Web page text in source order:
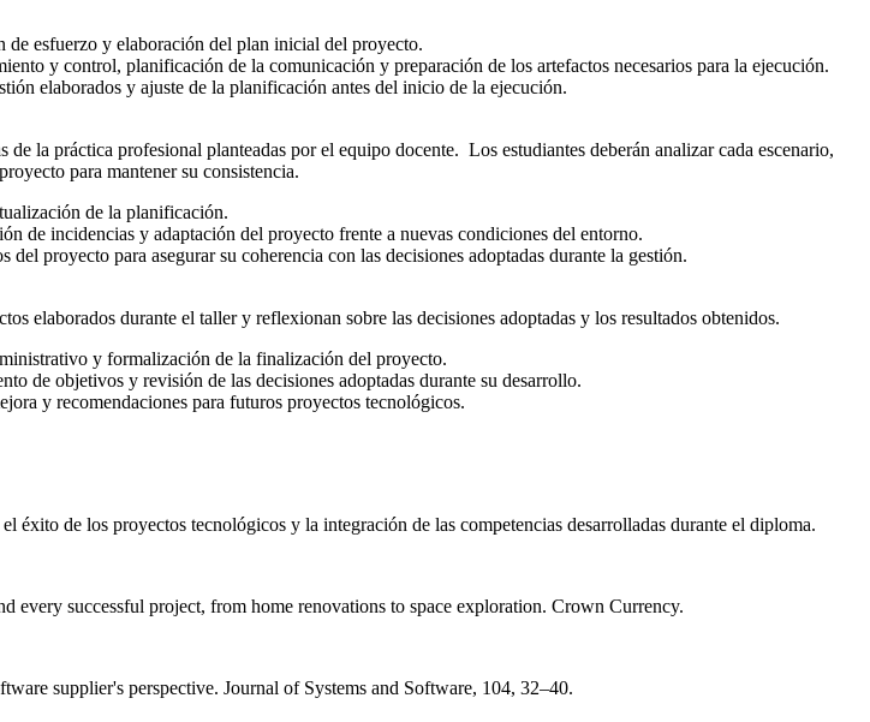
esfuerzo y elaboración del plan inicial del proyecto.
y control, planificación de la comunicación y preparación de los artefactos necesarios para la ejecución.
elaborados y ajuste de la planificación antes del inicio de la ejecución.
la práctica profesional planteadas por el equipo docente. Los estudiantes deberán analizar cada escenario,
para mantener su consistencia.
de la planificación.
de incidencias y adaptación del proyecto frente a nuevas condiciones del entorno.
del proyecto para asegurar su coherencia con las decisiones adoptadas durante la gestión.
elaborados durante el taller y reflexionan sobre las decisiones adoptadas y los resultados obtenidos.
y formalización de la finalización del proyecto.
de objetivos y revisión de las decisiones adoptadas durante su desarrollo.
y recomendaciones para futuros proyectos tecnológicos.
de los proyectos tecnológicos y la integración de las competencias desarrolladas durante el diploma.
successful project, from home renovations to space exploration. Crown Currency.
supplier's perspective. Journal of Systems and Software, 104, 32–40.